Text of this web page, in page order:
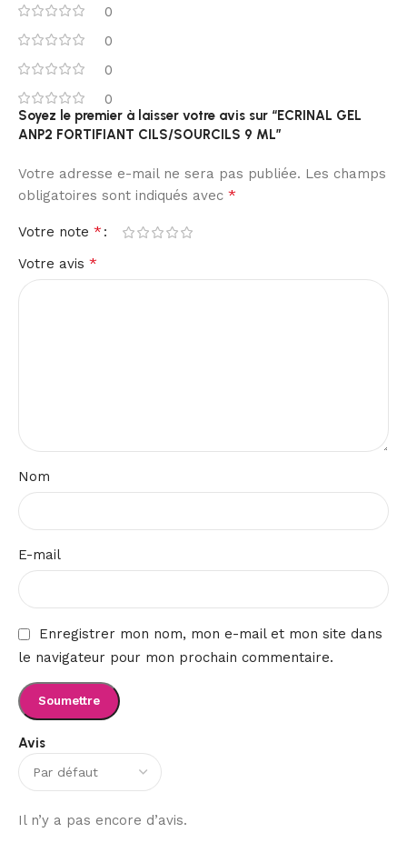
0
0
0
0
Avis
Il n’y a pas encore d’avis.
Soyez le premier à laisser votre avis sur “ECRINAL GEL
ANP2 FORTIFIANT CILS/SOURCILS 9 ML”
Votre adresse e-mail ne sera pas publiée. Les champs
obligatoires sont indiqués avec *
Votre note *
Votre avis *
Nom
E-mail
Enregistrer mon nom, mon e-mail et mon site dans
le navigateur pour mon prochain commentaire.